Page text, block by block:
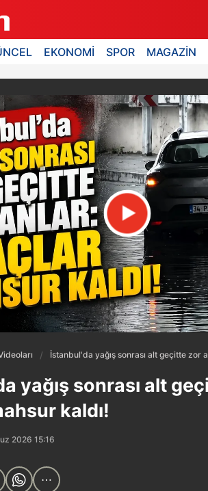
EKONOMİ SPOR MAGAZİN
İstanbul'da yağış sonrası alt geçitte zor
yağış sonrası alt
kaldı!
2026 15:16